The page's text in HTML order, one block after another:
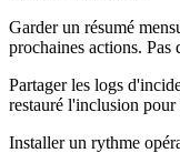
Garder un résumé
prochaines actions. Pas
Partager les logs
restauré l'inclusion
Installer un rythme